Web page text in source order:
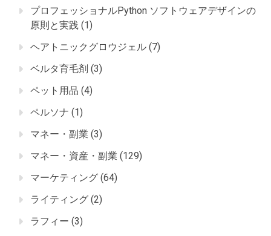
プロフェッショナルPython ソフトウェアデザインの
原則と実践 (1)
ヘアトニックグロウジェル (7)
ベルタ育毛剤 (3)
ペット用品 (4)
ペルソナ (1)
マネー・副業 (3)
マネー・資産・副業 (129)
マーケティング (64)
ライティング (2)
ラフィー (3)